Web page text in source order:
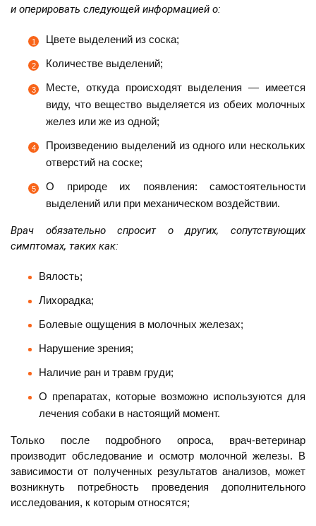
и оперировать следующей информацией о:
Цвете выделений из соска;
Количестве выделений;
Месте, откуда происходят выделения — имеется
виду, что вещество выделяется из обеих молочных
желез или же из одной;
Произведению выделений из одного или нескольких
отверстий на соске;
О природе их появления: самостоятельности
выделений или при механическом воздействии.
Врач обязательно спросит о других, сопутствующих
симптомах, таких как:
Вялость;
Лихорадка;
Болевые ощущения в молочных железах;
Нарушение зрения;
Наличие ран и травм груди;
О препаратах, которые возможно используются для
лечения собаки в настоящий момент.
Только после подробного опроса, врач-ветеринар
производит обследование и осмотр молочной железы. В
зависимости от полученных результатов анализов, может
возникнуть потребность проведения дополнительного
исследования, к которым относятся;